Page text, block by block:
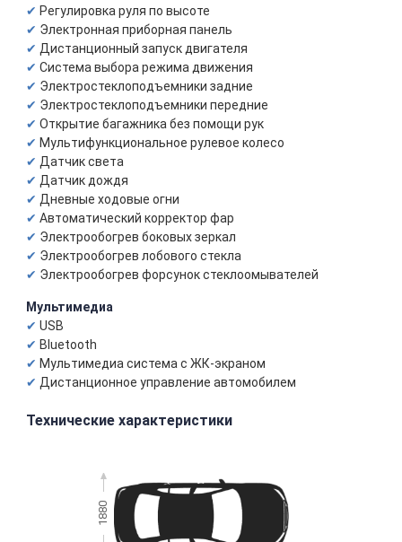
Регулировка руля по высоте
Электронная приборная панель
Дистанционный запуск двигателя
Система выбора режима движения
Электростеклоподъемники задние
Электростеклоподъемники передние
Открытие багажника без помощи рук
Мультифункциональное рулевое колесо
Датчик света
Датчик дождя
Дневные ходовые огни
Автоматический корректор фар
Электрообогрев боковых зеркал
Электрообогрев лобового стекла
Электрообогрев форсунок стеклоомывателей
Мультимедиа
USB
Bluetooth
Мультимедиа система с ЖК-экраном
Дистанционное управление автомобилем
Технические характеристики
1880